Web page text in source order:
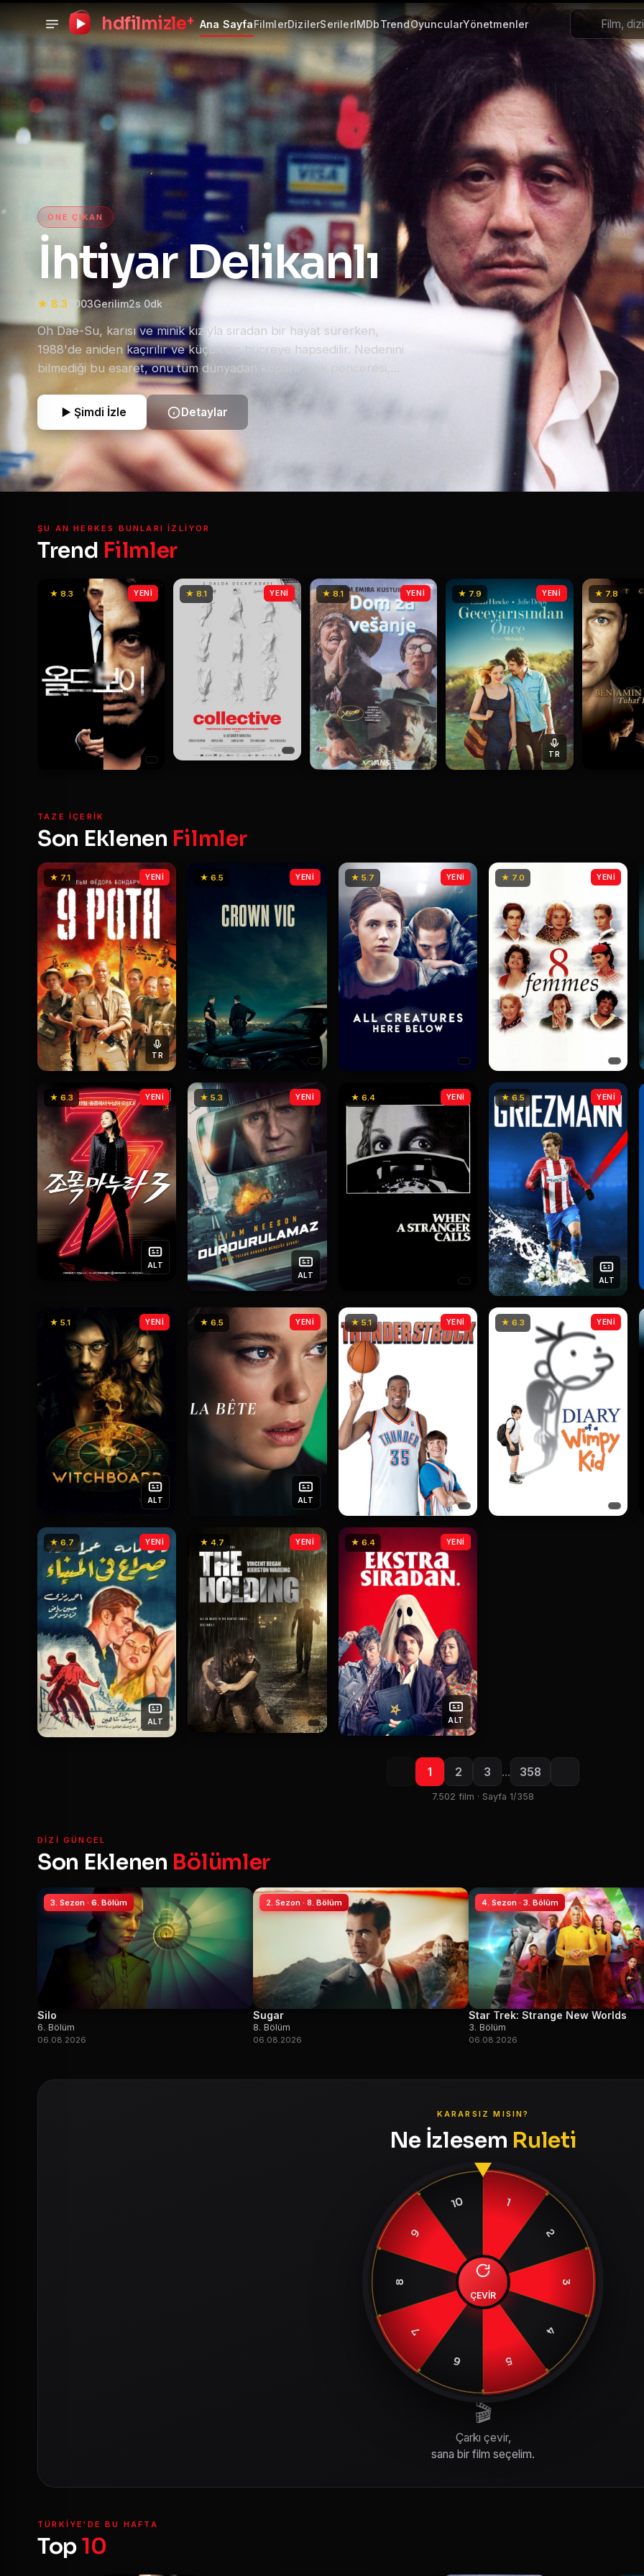
hdfilmizle+ Ana SayfaFilmlerDizilerSerilerIMDbTrendOyuncularYönetmenler
HD Film izle — HD Film İzle, 4K Türkçe Dublaj ve
ÖNE ÇIKAN
İhtiyar Delikanlı
★ 8.3 2003Gerilim2s 0dk
Oh Dae-Su, karısı ve minik kızıyla sıradan bir hayat sürerken,
1988'de aniden kaçırılır ve küçük bir hücreye hapsedilir. Nedenini
bilmediği bu esaret, onu tüm dünyadan koparır; tek penceresi,
hücresindeki televizyondur. Karısının cinayet haberlerini izlerken
dünyası başına yıkılır ve kendisinin baş şüpheli olduğunu anlar. Tam
15 yıl süren bu işkencenin ardından ansızın serbest bırakılan Oh
Dae-Su'nun tek amacı vardır: Kendisini buraya kilitleyen ve hayatını
altüst eden gizemli düşmanlarını bulup intikam almak. Ancak bu
yolculuk, onu tahmininden çok daha karmaşık bir gerçeğe
Şimdi İzle Detaylar
ŞU AN HERKES BUNLARI IZLIYOR
Trend Filmler
★ 8.3 YENİ ★ 8.1 YENİ ★ 8.1 YENİ ★ 7.9
TR
YENİ ★ 7.8
TAZE IÇERIK
Son Eklenen Filmler
★ 7.1
TR
YENİ ★ 6.5 YENİ ★ 5.7 YENİ ★ 7.0 YENİ
★ 6.3
ALT
YENİ ★ 5.3
ALT
YENİ ★ 6.4 YENİ ★ 6.5
ALT
YENİ
★ 5.1
ALT
YENİ ★ 6.5
ALT
YENİ ★ 5.1 YENİ ★ 6.3 YENİ
★ 6.7
ALT
YENİ ★ 4.7 YENİ ★ 6.4
ALT
YENİ
1 2 3 … 358
7.502 film · Sayfa 1/358
DIZI GÜNCEL
Son Eklenen Bölümler
3. Sezon · 6. Bölüm
Silo
6. Bölüm
06.08.2026
2. Sezon · 8. Bölüm
Sugar
8. Bölüm
06.08.2026
4. Sezon · 3. Bölüm
Star Trek: Strange New Worlds
3. Bölüm
06.08.2026
KARARSIZ MISIN?
Ne İzlesem Ruleti
1
2
3
4
5
6
7
8
9
10
ÇEVİR
🎬
Çarkı çevir,
sana bir film seçelim.
TÜRKIYE'DE BU HAFTA
Top10